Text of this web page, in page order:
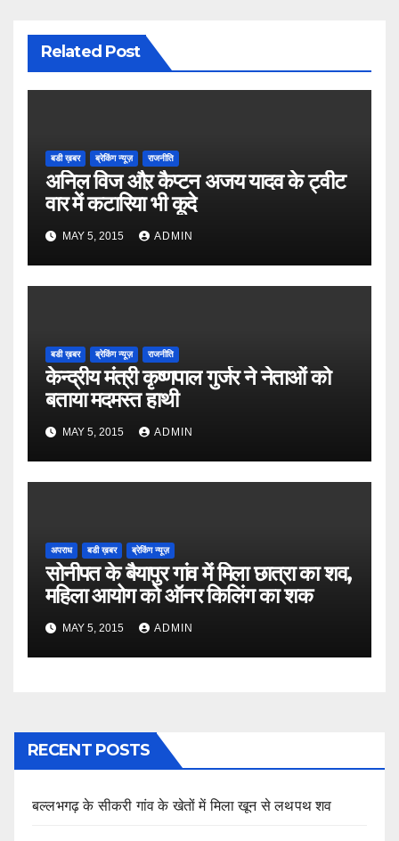
Related Post
बडी ख़बर ब्रेकिंग न्यूज़ राजनीति
अनिल विज औऱ कैप्टन अजय यादव के ट्वीट
वार में कटारिया भी कूदे
MAY 5, 2015 ADMIN
बडी ख़बर ब्रेकिंग न्यूज़ राजनीति
केन्द्रीय मंत्री कृष्णपाल गुर्जर ने नेताओं को
बताया मदमस्त हाथी
MAY 5, 2015 ADMIN
अपराध बडी ख़बर ब्रेकिंग न्यूज़
सोनीपत के बैयापुर गांव में मिला छात्रा का शव,
महिला आयोग को ऑनर किलिंग का शक
MAY 5, 2015 ADMIN
RECENT POSTS
बल्लभगढ़ के सीकरी गांव के खेतों में मिला खून से लथपथ शव